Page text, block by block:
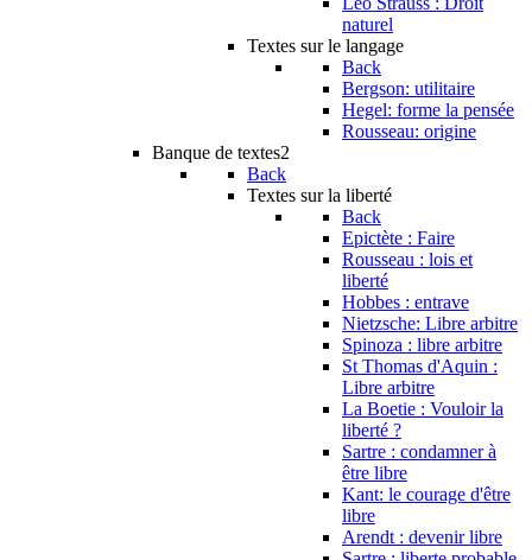
naturel
Textes sur le langage
Back
Bergson: utilitaire
Hegel: forme la pensée
Rousseau: origine
Banque de textes2
Back
Textes sur la liberté
Back
Epictète : Faire
Rousseau : lois et
liberté
Hobbes : entrave
Nietzsche: Libre arbitre
Spinoza : libre arbitre
St Thomas d'Aquin :
Libre arbitre
La Boetie : Vouloir la
liberté ?
Sartre : condamner à
être libre
Kant: le courage d'être
libre
Arendt : devenir libre